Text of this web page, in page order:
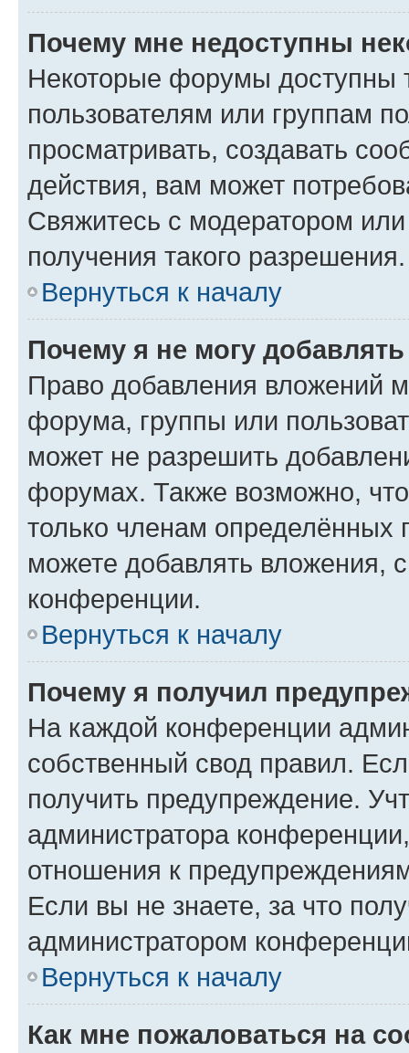
Почему мне недоступны
Некоторые форумы доступны
пользователям или группам
просматривать, создавать
действия, вам может
Свяжитесь с модератором
получения такого разрешения.
Вернуться к началу
Почему я не могу
Право добавления вложений
форума, группы или
может не разрешить
форумах. Также возможно,
только членам определённых
можете добавлять вложения,
конференции.
Вернуться к началу
Почему я получил
На каждой конференции
собственный свод правил.
получить предупреждение.
администратора
отношения к
Если вы не знаете, за что
администратором
Вернуться к началу
Как мне пожаловаться на